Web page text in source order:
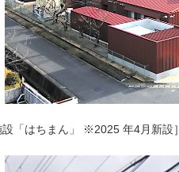
設「はちまん」 ※2025 年4月新設］